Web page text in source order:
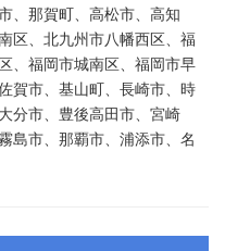
、那賀町、高松市、高知
区、北九州市八幡西区、福
、福岡市城南区、福岡市早
賀市、基山町、長崎市、時
分市、豊後高田市、宮崎
島市、那覇市、浦添市、名